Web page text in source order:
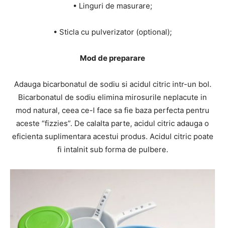
• Linguri de masurare;
• Sticla cu pulverizator (optional);
Mod de preparare
Adauga bicarbonatul de sodiu si acidul citric intr-un bol.
Bicarbonatul de sodiu elimina mirosurile neplacute in
mod natural, ceea ce-l face sa fie baza perfecta pentru
aceste “fizzies”. De calalta parte, acidul citric adauga o
eficienta suplimentara acestui produs. Acidul citric poate
fi intalnit sub forma de pulbere.